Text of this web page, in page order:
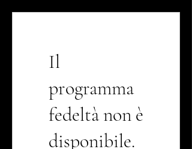
Il
programma
fedeltà non è
disponibile.